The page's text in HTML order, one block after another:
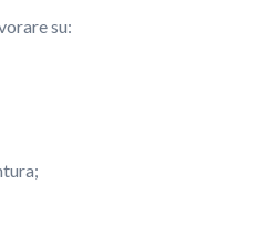
su: